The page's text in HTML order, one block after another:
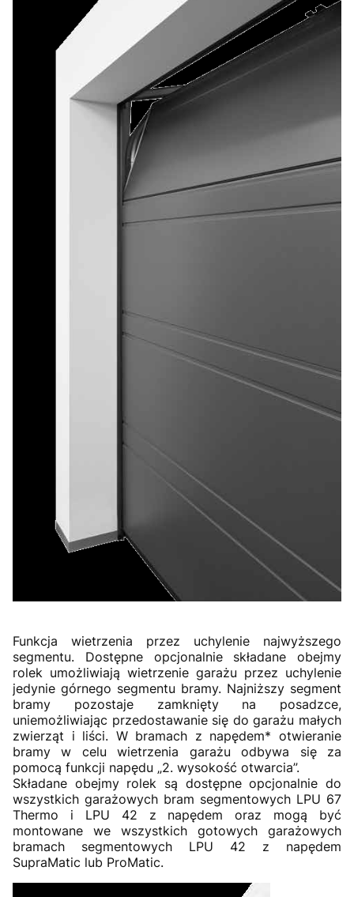
Funkcja wietrzenia przez uchylenie najwyższego
segmentu. Dostępne opcjonalnie składane obejmy
rolek umożliwiają wietrzenie garażu przez uchylenie
jedynie górnego segmentu bramy. Najniższy segment
bramy pozostaje zamknięty na posadzce,
uniemożliwiając przedostawanie się do garażu małych
zwierząt i liści. W bramach z napędem* otwieranie
bramy w celu wietrzenia garażu odbywa się za
pomocą funkcji napędu „2. wysokość otwarcia”.
Składane obejmy rolek są dostępne opcjonalnie do
wszystkich garażowych bram segmentowych LPU 67
Thermo i LPU 42 z napędem oraz mogą być
montowane we wszystkich gotowych garażowych
bramach segmentowych LPU 42 z napędem
SupraMatic lub ProMatic.